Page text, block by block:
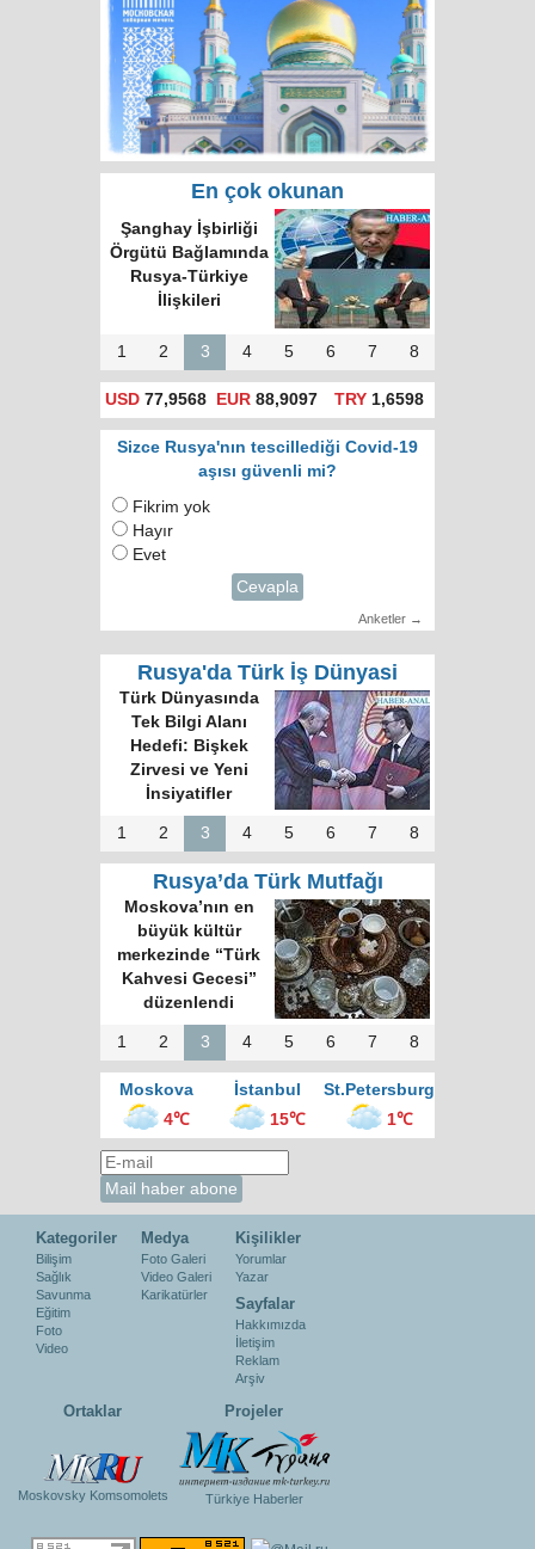
En çok okunan
Şanghay İşbirliği
Örgütü Bağlamında
Rusya-Türkiye
İlişkileri
1 2 3 4 5 6 7 8
USD 77,9568 EUR 88,9097 TRY1,6598
Sizce Rusya'nın tescillediği Covid-19
aşısı güvenli mi?
Fikrim yok
Hayır
Evet
Cevapla
Anketler →
Rusya'da Türk İş Dünyasi
Türk Dünyasında
Tek Bilgi Alanı
Hedefi: Bişkek
Zirvesi ve Yeni
İnsiyatifler
1 2 3 4 5 6 7 8
Rusya’da Türk Mutfağı
Moskova’nın en
büyük kültür
merkezinde “Türk
Kahvesi Gecesi”
düzenlendi
1 2 3 4 5 6 7 8
Moskova İstanbul
St.Petersburg
4℃
15℃ 1℃
Kategoriler
Bilişim
Sağlık
Savunma
Eğitim
Foto
Video
Medya
Foto Galeri
Video Galeri
Karikatürler
Kişilikler
Yorumlar
Yazar
Sayfalar
Hakkımızda
İletişim
Reklam
Arşiv
Ortaklar
Moskovsky Komsomolets
Projeler
Türkiye Haberler